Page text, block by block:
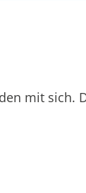
mit sich.